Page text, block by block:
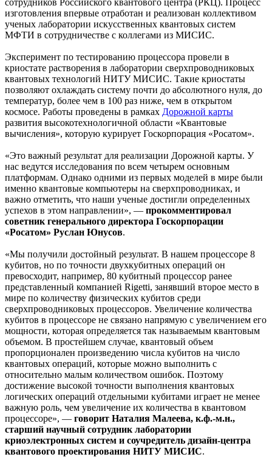
изготовления впервые отработан и реализован коллективом
ученых лаборатории искусственных квантовых систем
МФТИ в сотрудничестве с коллегами из МИСИС.
Эксперимент по тестированию процессора провели в
криостате растворения в лаборатории сверхпроводниковых
квантовых технологий НИТУ МИСИС. Такие криостаты
позволяют охлаждать систему почти до абсолютного нуля, до
температур, более чем в 100 раз ниже, чем в открытом
космосе. Работы проведены в рамках Дорожной карты
развития высокотехнологичной области «Квантовые
вычисления», которую курирует Госкорпорация «Росатом».
«Это важный результат для реализации Дорожной карты. У
нас ведутся исследования по всем четырем основным
платформам. Однако одними из первых моделей в мире были
именно квантовые компьютеры на сверхпроводниках, и
важно отметить, что наши ученые достигли определенных
успехов в этом направлении», — прокомментировал
советник генерального директора Госкорпорации
«Росатом» Руслан Юнусов.
«Мы получили достойный результат. В нашем процессоре 8
кубитов, но по точности двухкубитных операций он
превосходит, например, 80 кубитный процессор ранее
представленный компанией Rigetti, занявший второе место в
мире по количеству физических кубитов среди
сверхпроводниковых процессоров. Увеличение количества
кубитов в процессоре не связано напрямую с увеличением его
мощности, которая определяется так называемым квантовым
объемом. В простейшем случае, квантовый объем
пропорционален произведению числа кубитов на число
квантовых операций, которые можно выполнить с
относительно малым количеством ошибок. Поэтому
достижение высокой точности выполнения квантовых
логических операций отдельными кубитами играет не менее
важную роль, чем увеличение их количества в квантовом
процессоре», — говорит Наталия Малеева, к.ф.-м.н.,
старший научный сотрудник лаборатории
криоэлектронных систем и соучредитель дизайн-центра
квантового проектирования НИТУ МИСИС.